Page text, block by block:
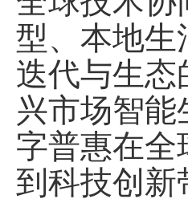
型、本地
迭代与生态
兴市场智
字普惠在
到科技创